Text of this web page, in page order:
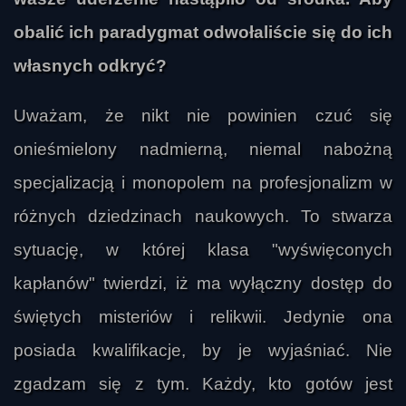
obalić ich paradygmat odwołaliście się do ich
własnych odkryć?
Uważam, że nikt nie powinien czuć się
onieśmielony nadmierną, niemal nabożną
specjalizacją i monopolem na profesjonalizm w
różnych dziedzinach naukowych. To stwarza
sytuację, w której klasa "wyświęconych
kapłanów" twierdzi, iż ma wyłączny dostęp do
świętych misteriów i relikwii. Jedynie ona
posiada kwalifikacje, by je wyjaśniać. Nie
zgadzam się z tym. Każdy, kto gotów jest